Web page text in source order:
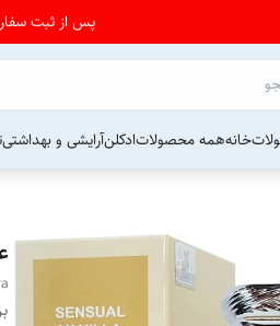
پس از ثبت سفارش از 24 تا 72 ساعت برای دریافت کد رهیگیری پستی به واتساپ
خانههمه محصولاتادکلنآرایشی و بهداشتی